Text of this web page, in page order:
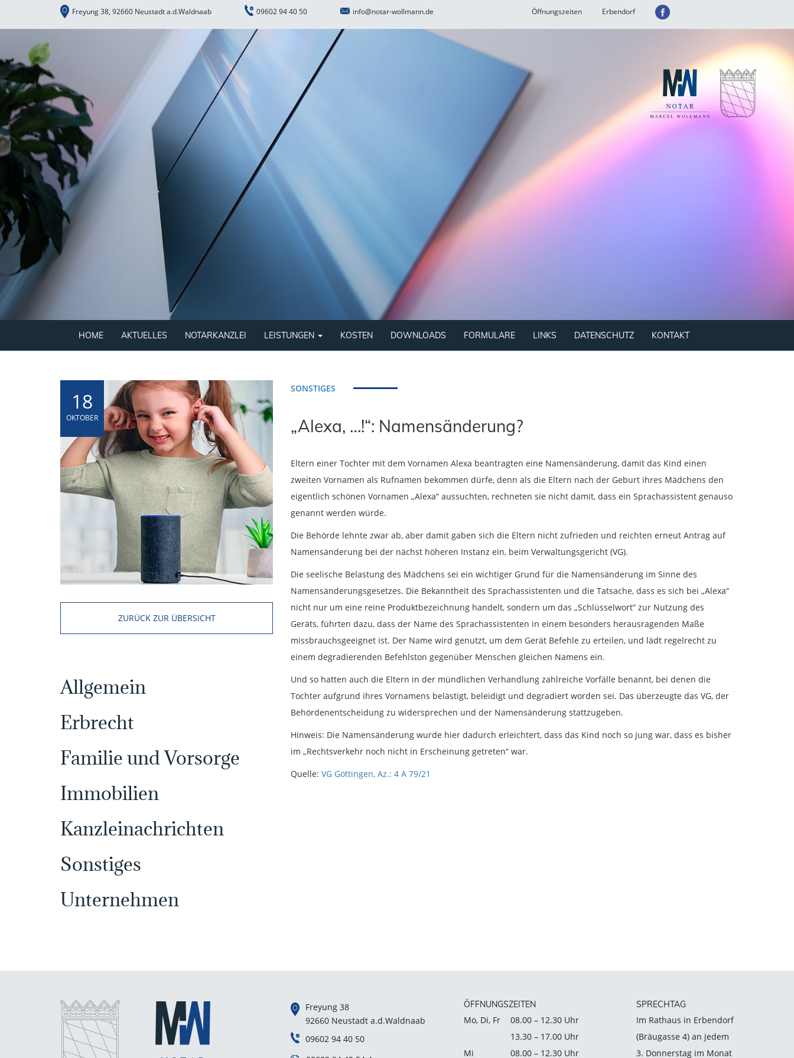
Freyung 38, 92660 Neustadt a.d.Waldnaab 09602 94 40 50 info@notar-wollmann.de Öffnungszeiten Erbendorf
HOME AKTUELLES NOTARKANZLEI LEISTUNGEN KOSTEN DOWNLOADS FORMULARE LINKS DATENSCHUTZ KONTAKT
18
OKTOBER
ZURÜCK ZUR ÜBERSICHT
Allgemein
Erbrecht
Familie und Vorsorge
Immobilien
Kanzleinachrichten
Sonstiges
Unternehmen
SONSTIGES
„Alexa, …!“: Namensänderung?
Eltern einer Tochter mit dem Vornamen Alexa beantragten eine Namensänderung, damit das Kind einen
zweiten Vornamen als Rufnamen bekommen dürfe, denn als die Eltern nach der Geburt ihres Mädchens den
eigentlich schönen Vornamen „Alexa“ aussuchten, rechneten sie nicht damit, dass ein Sprachassistent genauso
genannt werden würde.
Die Behörde lehnte zwar ab, aber damit gaben sich die Eltern nicht zufrieden und reichten erneut Antrag auf
Namensänderung bei der nächst höheren Instanz ein, beim Verwaltungsgericht (VG).
Die seelische Belastung des Mädchens sei ein wichtiger Grund für die Namensänderung im Sinne des
Namensänderungsgesetzes. Die Bekanntheit des Sprachassistenten und die Tatsache, dass es sich bei „Alexa“
nicht nur um eine reine Produktbezeichnung handelt, sondern um das „Schlüsselwort“ zur Nutzung des
Geräts, führten dazu, dass der Name des Sprachassistenten in einem besonders herausragenden Maße
missbrauchsgeeignet ist. Der Name wird genutzt, um dem Gerät Befehle zu erteilen, und lädt regelrecht zu
einem degradierenden Befehlston gegenüber Menschen gleichen Namens ein.
Und so hatten auch die Eltern in der mündlichen Verhandlung zahlreiche Vorfälle benannt, bei denen die
Tochter aufgrund ihres Vornamens belästigt, beleidigt und degradiert worden sei. Das überzeugte das VG, der
Behördenentscheidung zu widersprechen und der Namensänderung stattzugeben.
Hinweis: Die Namensänderung wurde hier dadurch erleichtert, dass das Kind noch so jung war, dass es bisher
im „Rechtsverkehr noch nicht in Erscheinung getreten“ war.
Quelle: VG Göttingen, Az.: 4 A 79/21
Freyung 38
92660 Neustadt a.d.Waldnaab
09602 94 40 50
ÖFFNUNGSZEITEN
Mo, Di, Fr
08.00 – 12.30 Uhr
13.30 – 17.00 Uhr
Mi
08.00 – 12.30 Uhr
SPRECHTAG
Im Rathaus in Erbendorf
(Bräugasse 4) an jedem
3. Donnerstag im Monat